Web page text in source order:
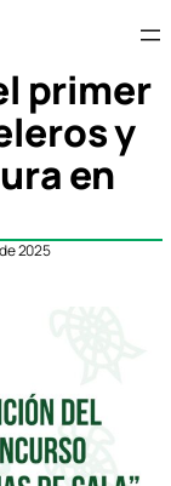
primer
y
en
2025